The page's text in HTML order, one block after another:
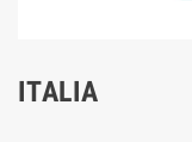
ITALIA